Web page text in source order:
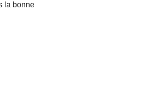
la bonne